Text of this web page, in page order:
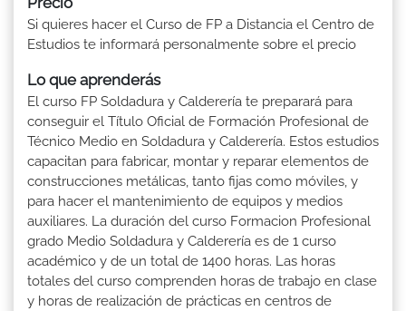
Si quieres hacer el Curso de FP a Distancia el Centro de
Estudios te informará personalmente sobre el precio
Lo que aprenderás
El curso FP Soldadura y Calderería te preparará para
conseguir el Título Oficial de Formación Profesional de
Técnico Medio en Soldadura y Calderería. Estos estudios
capacitan para fabricar, montar y reparar elementos de
construcciones metálicas, tanto fijas como móviles, y
para hacer el mantenimiento de equipos y medios
auxiliares. La duración del curso Formacion Profesional
grado Medio Soldadura y Calderería es de 1 curso
académico y de un total de 1400 horas. Las horas
totales del curso comprenden horas de trabajo en clase
y horas de realización de prácticas en centros de